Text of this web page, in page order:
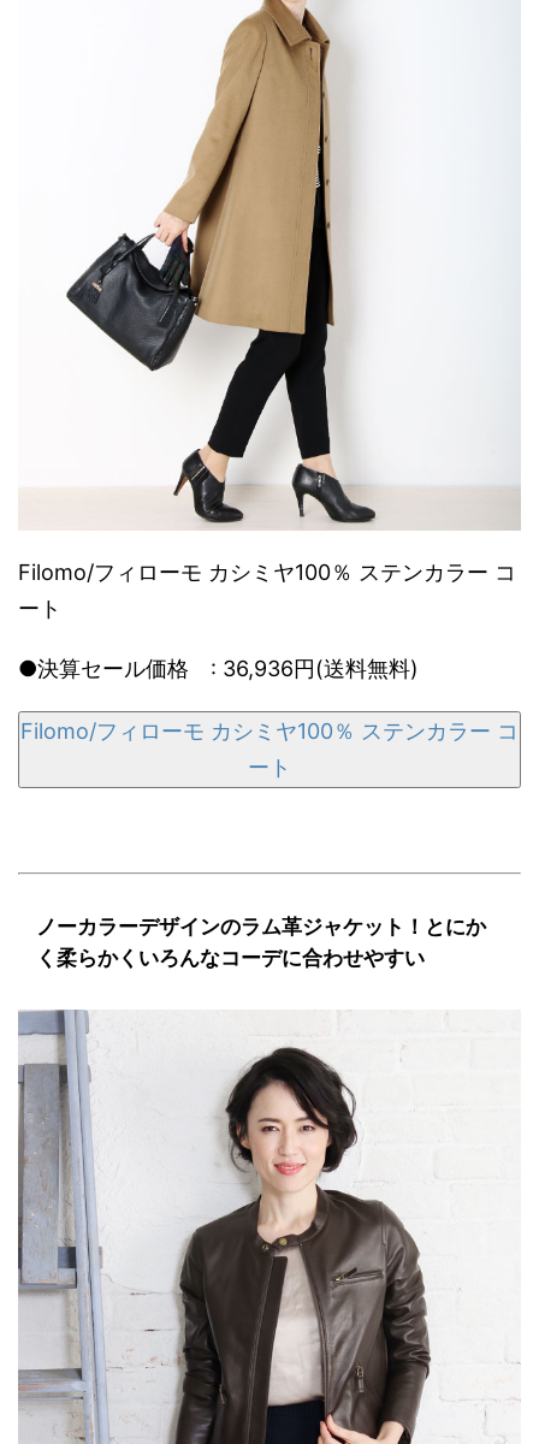
Filomo/フィローモ カシミヤ100％ ステンカラー コ
ート
●決算セール価格 : 36,936円(送料無料)
Filomo/フィローモ カシミヤ100％ ステンカラー コ
ート
ノーカラーデザインのラム革ジャケット！とにか
く柔らかくいろんなコーデに合わせやすい